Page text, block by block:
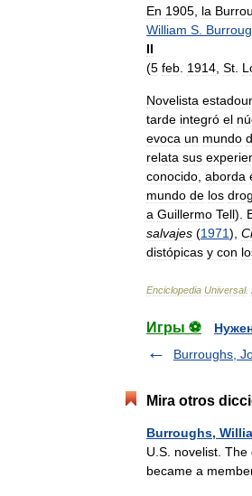
En 1905 la
William S
II
(5 feb 1914 St
Novelista
tarde integró el
evoca un mundo
relata sus
conocido aborda
mundo de los
a Guillermo Tell).
salvajes (1971),
distópicas y con
Enciclopedia Universal.
Игры ⚽
Burroughs,
Mira otros
Burroughs,
U.S. novelist.
became a